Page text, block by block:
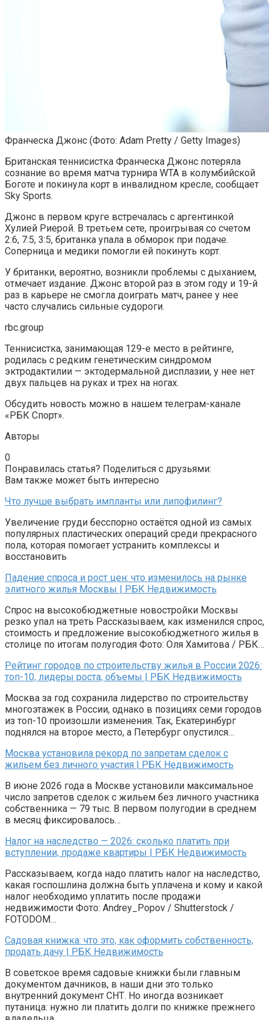
Франческа Джонс (Фото: Adam Pretty / Getty Images)
Британская теннисистка Франческа Джонс потеряла
сознание во время матча турнира WTA в колумбийской
Боготе и покинула корт в инвалидном кресле, сообщает
Sky Sports.
Джонс в первом круге встречалась с аргентинкой
Хулией Риерой. В третьем сете, проигрывая со счетом
2:6, 7:5, 3:5, британка упала в обморок при подаче.
Соперница и медики помогли ей покинуть корт.
У британки, вероятно, возникли проблемы с дыханием,
отмечает издание. Джонс второй раз в этом году и 19-й
раз в карьере не смогла доиграть матч, ранее у нее
часто случались сильные судороги.
rbc.group
Теннисистка, занимающая 129-е место в рейтинге,
родилась с редким генетическим синдромом
эктродактилии — эктодермальной дисплазии, у нее нет
двух пальцев на руках и трех на ногах.
Обсудить новость можно в нашем телеграм-канале
«РБК Спорт».
Авторы
0
Понравилась статья? Поделиться с друзьями:
Вам также может быть интересно
Что лучше выбрать импланты или липофилинг?
Увеличение груди бесспорно остаётся одной из самых
популярных пластических операций среди прекрасного
пола, которая помогает устранить комплексы и
восстановить
Падение спроса и рост цен: что изменилось на рынке
элитного жилья Москвы | РБК Недвижимость
Спрос на высокобюджетные новостройки Москвы
резко упал на треть Рассказываем, как изменился спрос,
стоимость и предложение высокобюджетного жилья в
столице по итогам полугодия Фото: Оля Хамитова / РБК…
Рейтинг городов по строительству жилья в России 2026:
топ-10, лидеры роста, объемы | РБК Недвижимость
Москва за год сохранила лидерство по строительству
многоэтажек в России, однако в позициях семи городов
из топ-10 произошли изменения. Так, Екатеринбург
поднялся на второе место, а Петербург опустился…
Москва установила рекорд по запретам сделок с
жильем без личного участия | РБК Недвижимость
В июне 2026 года в Москве установили максимальное
число запретов сделок с жильем без личного участника
собственника — 79 тыс. В первом полугодии в среднем
в месяц фиксировалось…
Налог на наследство — 2026: сколько платить при
вступлении, продаже квартиры | РБК Недвижимость
Рассказываем, когда надо платить налог на наследство,
какая госпошлина должна быть уплачена и кому и какой
налог необходимо уплатить после продажи
недвижимости Фото: Andrey_Popov / Shutterstock /
FOTODOM…
Садовая книжка: что это, как оформить собственность,
продать дачу | РБК Недвижимость
В советское время садовые книжки были главным
документом дачников, в наши дни это только
внутренний документ СНТ. Но иногда возникает
путаница: нужно ли платить долги по книжке прежнего